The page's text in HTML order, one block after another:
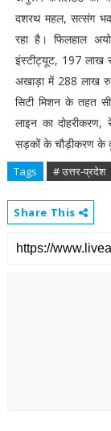
दशरथ महल, सत्संग
रहा है। फिलहाल
इंस्टीट्यूट, 197 लाख
अखाड़ा में 288 लाख
सिटी मिशन के तहत
लाइन का दोहरीकरण,
सड़कों के चौड़ीकरण के
Tags # उत्तर-प्रदेश
Share This